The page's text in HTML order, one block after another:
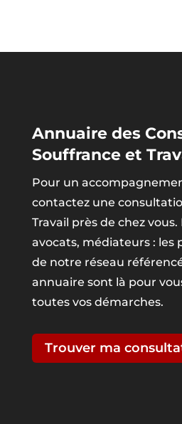
Annuaire des
Souffrance et
Pour un
contactez une
Travail près de chez
avocats, médiateurs : les
de notre réseau
annuaire sont là pour
toutes vos démarches.
Trouver ma